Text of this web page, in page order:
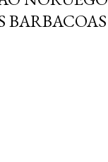
BARBACOAS